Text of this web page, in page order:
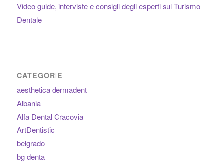
Video guide, interviste e consigli degli esperti sul Turismo
Dentale
CATEGORIE
aesthetica dermadent
Albania
Alfa Dental Cracovia
ArtDentistic
belgrado
bg denta